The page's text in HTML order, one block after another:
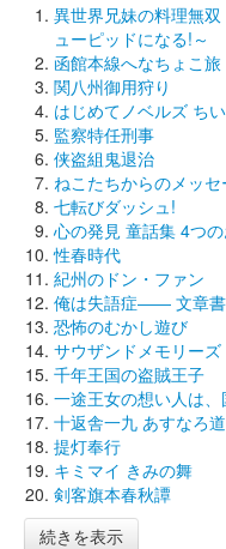
異世界兄妹の料理無
ューピッドになる!～
函館本線へなちょこ旅
関八州御用狩り
はじめてノベルズ ち
監察特任刑事
侠盗組鬼退治
ねこたちからのメッセ
七転びダッシュ!
心の発見 童話集 4つ
性春時代
紀州のドン・ファン
俺は失語症―― 文章書
恐怖のむかし遊び
サウザンドメモリーズ
千年王国の盗賊王子
一途王女の想い人は
十返舎一九 あすなろ
提灯奉行
キミマイ きみの舞
剣客旗本春秋譚
続きを表示